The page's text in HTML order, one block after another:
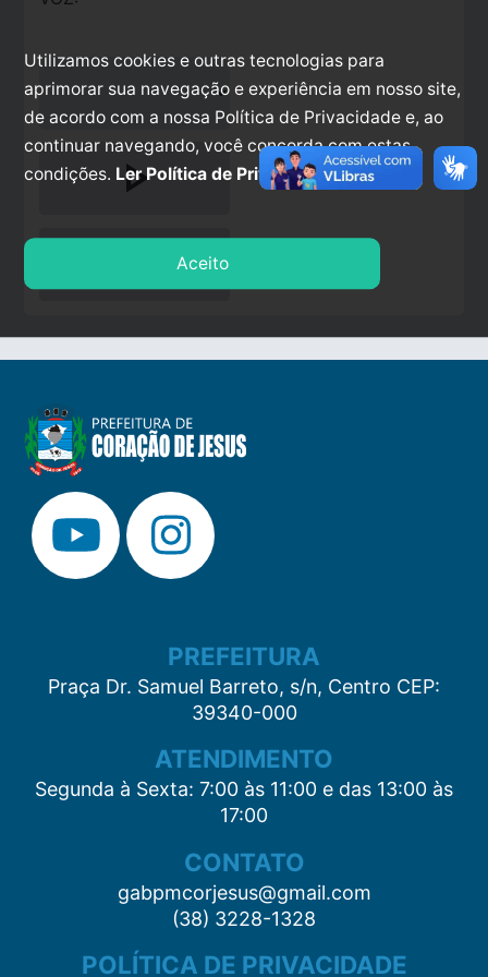
play_arrow
PREFEITURA
Praça Dr. Samuel Barreto, s/n, Centro CEP:
39340-000
ATENDIMENTO
Segunda à Sexta: 7:00 às 11:00 e das 13:00 às
17:00
CONTATO
gabpmcorjesus@gmail.com
(38) 3228-1328
POLÍTICA DE PRIVACIDADE
Utilizamos cookies e outras tecnologias para
aprimorar sua navegação e experiência em nosso site,
de acordo com a nossa Política de Privacidade e, ao
continuar navegando, você concorda com estas
condições. Ler Política de Privacidade.
Aceito